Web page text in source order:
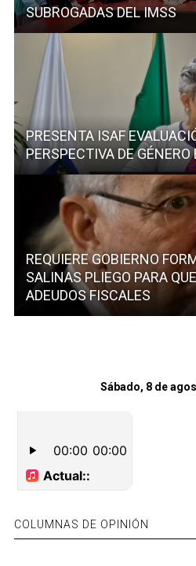
SUBROGADAS DEL IMSS
PRESENTA ISAF
PERSPECTIVA DE
REQUIERE GOBIERNO
SALINAS PLIEGO PARA
ADEUDOS FISCALES
Sábado, 8 de
COLUMNAS DE OPINIÓN